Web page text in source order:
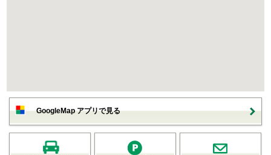
GoogleMap アプリで見る